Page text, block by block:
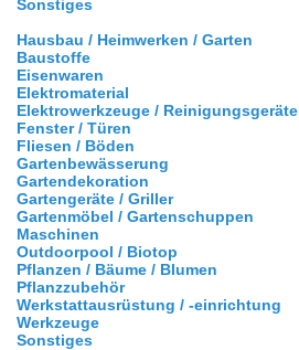
Sonstiges
Hausbau / Heimwerken / Garten
Baustoffe
Eisenwaren
Elektromaterial
Elektrowerkzeuge / Reinigungsgeräte
Fenster / Türen
Fliesen / Böden
Gartenbewässerung
Gartendekoration
Gartengeräte / Griller
Gartenmöbel / Gartenschuppen
Maschinen
Outdoorpool / Biotop
Pflanzen / Bäume / Blumen
Pflanzzubehör
Werkstattausrüstung / -einrichtung
Werkzeuge
Sonstiges